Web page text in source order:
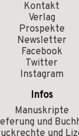
Kontakt
Verlag
Prospekte
Newsletter
Facebook
Twitter
Instagram
Infos
Manuskripte
und
und